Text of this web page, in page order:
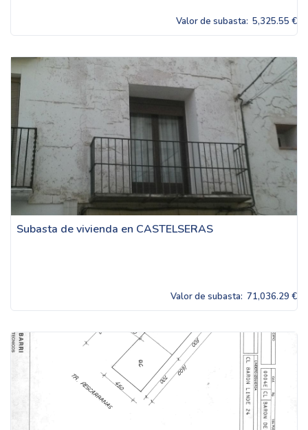
Valor de subasta: 5,325.55 €
Subasta de vivienda en CASTELSERAS
Valor de subasta: 71,036.29 €